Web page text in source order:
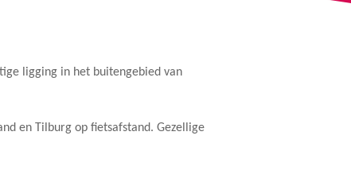
ligging in het buitengebied van
en Tilburg op fietsafstand. Gezellige